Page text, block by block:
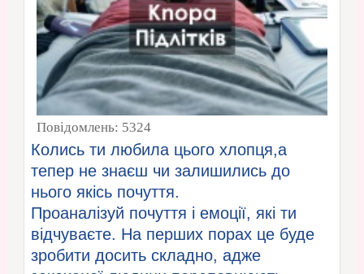
Повідомлень: 5324
Колись ти любила цього хлопця,а
тепер не знаєш чи залишились до
нього якісь почуття.
Проаналізуй почуття і емоції, які ти
відчуваєте. На перших порах це буде
зробити досить складно, адже